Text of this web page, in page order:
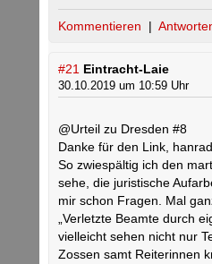
Kommentieren |
#21 Eintracht-Laie
30.10.2019 um 10:59 Uhr
@Urteil zu Dresden #8
Danke für den Link,
So zwiespältig ich den
sehe, die juristische
mir schon Fragen. Mal
„Verletzte Beamte durch
vielleicht sehen nicht nur
Zossen samt Reiterinnen